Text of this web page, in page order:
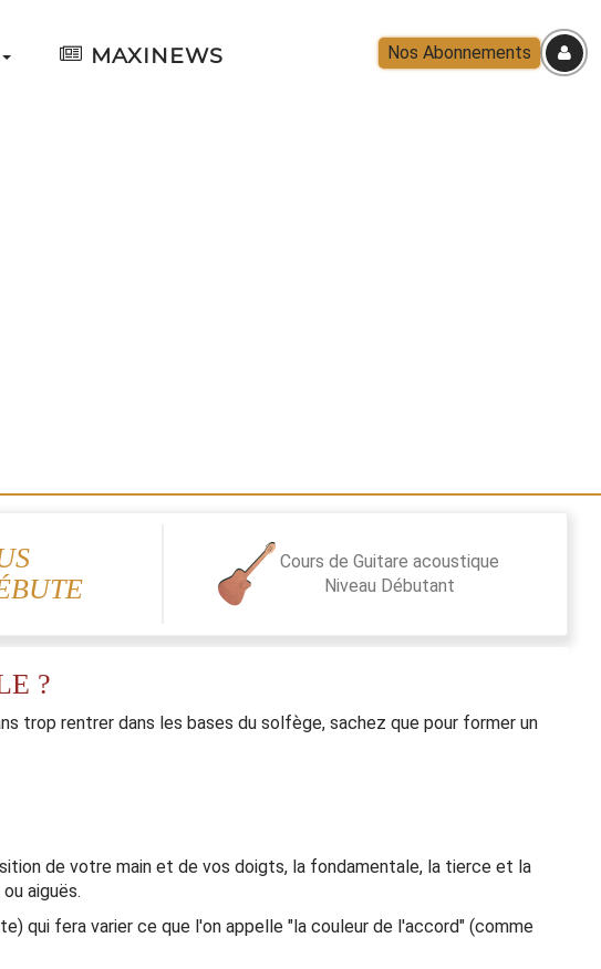
MAXINEWS Nos Abonnements
Cours de Guitare acoustique
Niveau Débutant
?
trop rentrer dans les bases du solfège, sachez que pour former un
de votre main et de vos doigts, la fondamentale, la tierce et la
aiguës.
qui fera varier ce que l'on appelle "la couleur de l'accord" (comme